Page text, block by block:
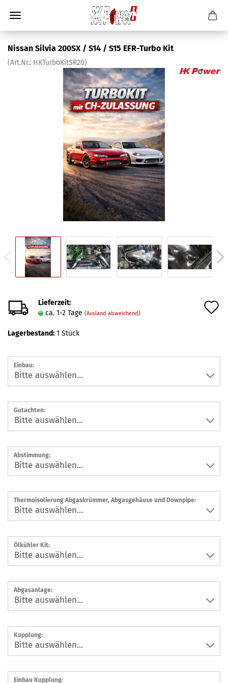
Nissan Silvia 200SX / S14 / S15 EFR-Turbo Kit
(Art.Nr.: HKTurboKitSR20)
Lieferzeit:
ca. 1-2 Tage (Ausland abweichend)
Lagerbestand: 1 Stück
Einbau:
Gutachten:
Abstimmung:
Thermoisolierung Abgaskrümmer, Abgasgehäuse und Downpipe:
Ölkühler Kit:
Abgasanlage:
Kupplung:
Einbau Kupplung: